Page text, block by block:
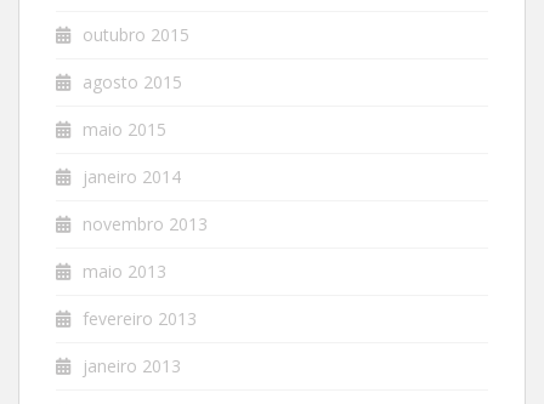
outubro 2015
agosto 2015
maio 2015
janeiro 2014
novembro 2013
maio 2013
fevereiro 2013
janeiro 2013